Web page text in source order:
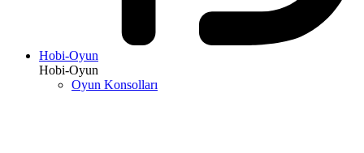
Hobi-Oyun
Hobi-Oyun
Oyun Konsolları